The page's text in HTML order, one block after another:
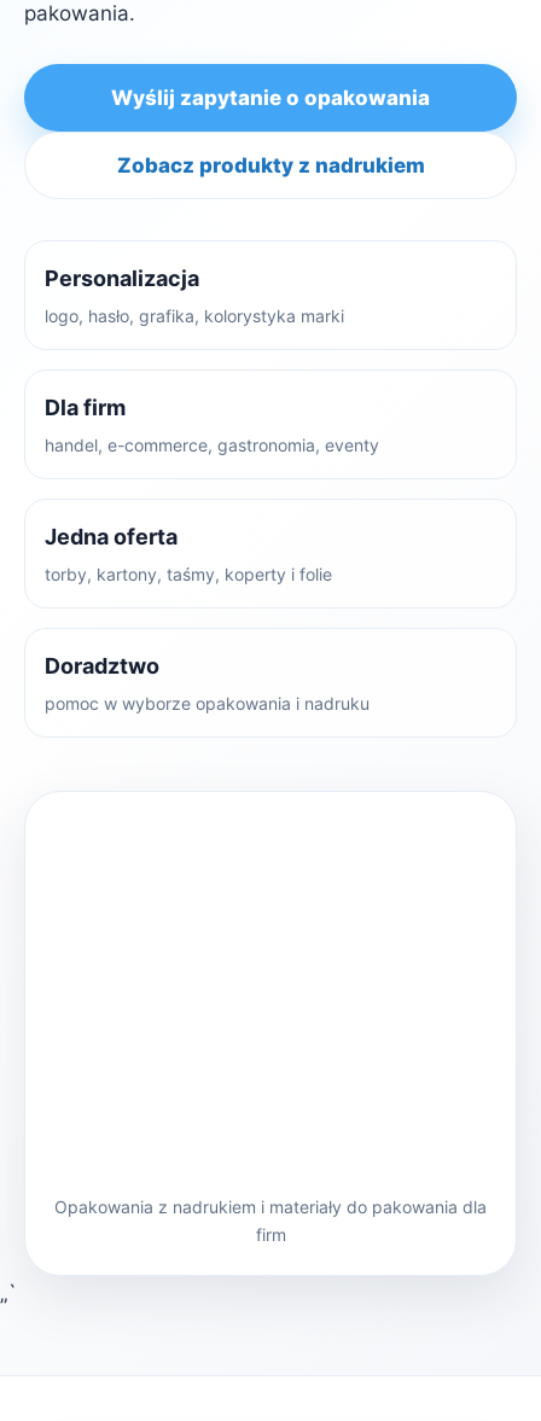
pakowania.
Wyślij zapytanie o opakowania
Zobacz produkty z nadrukiem
Personalizacja
logo, hasło, grafika, kolorystyka marki
Dla firm
handel, e-commerce, gastronomia, eventy
Jedna oferta
torby, kartony, taśmy, koperty i folie
Doradztwo
pomoc w wyborze opakowania i nadruku
Opakowania z nadrukiem i materiały do pakowania dla
firm
„`